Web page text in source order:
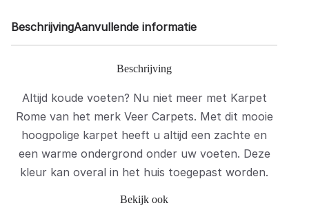
BeschrijvingAanvullende informatie
Beschrijving
Altijd koude voeten? Nu niet meer met Karpet
Rome van het merk Veer Carpets. Met dit mooie
hoogpolige karpet heeft u altijd een zachte en
een warme ondergrond onder uw voeten. Deze
kleur kan overal in het huis toegepast worden.
Bekijk ook